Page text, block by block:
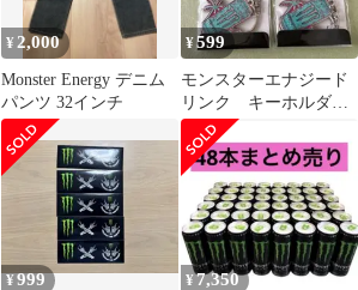
¥2,000
Monster Energy デニム
パンツ 32インチ
¥599
モンスターエナジード
リンク キーホルダ
ー ハーゲンダッツオ
マケ付き
¥999 ¥ 7,350